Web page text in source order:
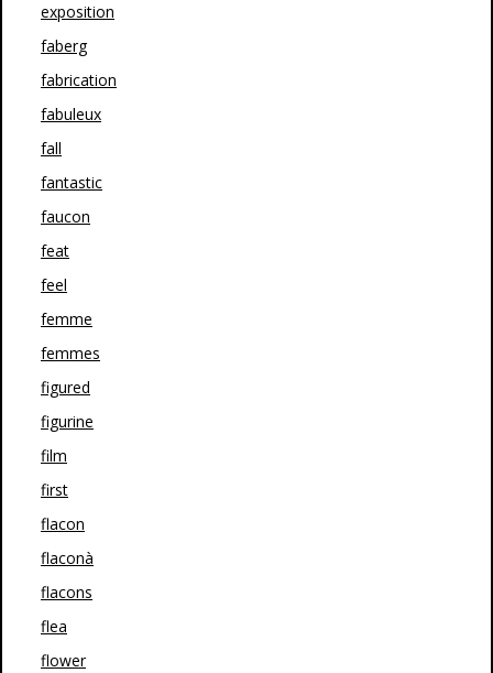
exposition
faberg
fabrication
fabuleux
fall
fantastic
faucon
feat
feel
femme
femmes
figured
figurine
film
first
flacon
flaconà
flacons
flea
flower